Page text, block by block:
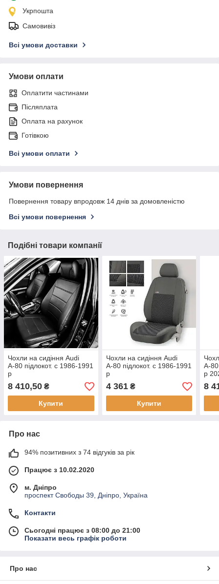
Укрпошта
Самовивіз
Всі умови доставки
Умови оплати
Оплатити частинами
Післяплата
Оплата на рахунок
Готівкою
Всі умови оплати
Умови повернення
Повернення товару впродовж 14 днів за домовленістю
Всі умови повернення
Подібні товари компанії
Чохли на сидіння Audi
А-80 підлокот. c 1986-1991
р
8 410,50 ₴
Купити
Чохли на сидіння Audi
А-80 підлокот. c 1986-1991
р
4 361₴
Купити
А-80
р
8
Про нас
94% позитивних з 74 відгуків за рік
Працює з 10.02.2020
м. Дніпро
проспект Свободы 39, Дніпро, Україна
Контакти
Сьогодні працює з 08:00 до 21:00
Показати весь графік роботи
Про нас